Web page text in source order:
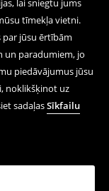
lai sniegtu jums
tīmekļa vietni.
par jūsu ērtībām
un paradumiem, jo
piedāvājumus jūsu
noklikšķinot uz
sadaļasSīkfailu